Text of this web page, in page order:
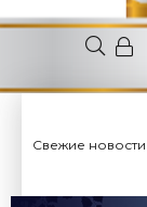
Свежие новости